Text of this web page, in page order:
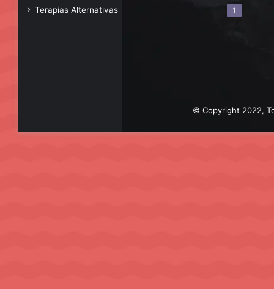
Terapias Alternativas 1
© Copyright 2022,